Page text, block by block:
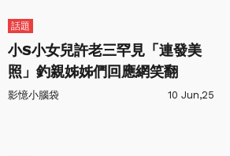
話題
小S小女兒許老三罕見「連發美
照」釣親姊姊們回應網笑翻
影憶小腦袋 10 Jun,25